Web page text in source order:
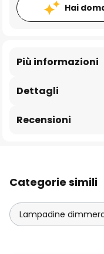
Hai
Dettagli
Più informazioni
Recensioni
Categorie simili
Lampadine